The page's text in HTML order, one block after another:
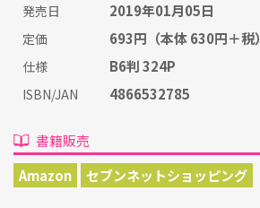
発売日 2019年01月05日
定価 693円 （本体 630円＋税）
仕様 B6判 324P
ISBN/JAN 4866532785
書籍販売
Amazon
セブンネットショッピング